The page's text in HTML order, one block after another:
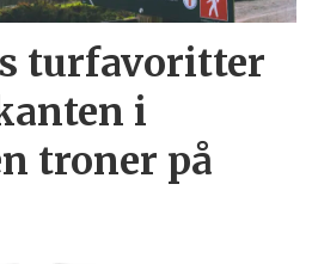
turfavoritter
i
troner på